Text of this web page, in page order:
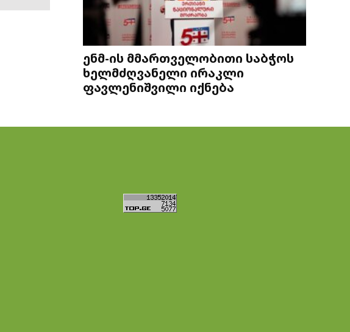
ენმ-ის მმართველობითი საბჭოს
ხელმძღვანელი ირაკლი
ფავლენიშვილი იქნება